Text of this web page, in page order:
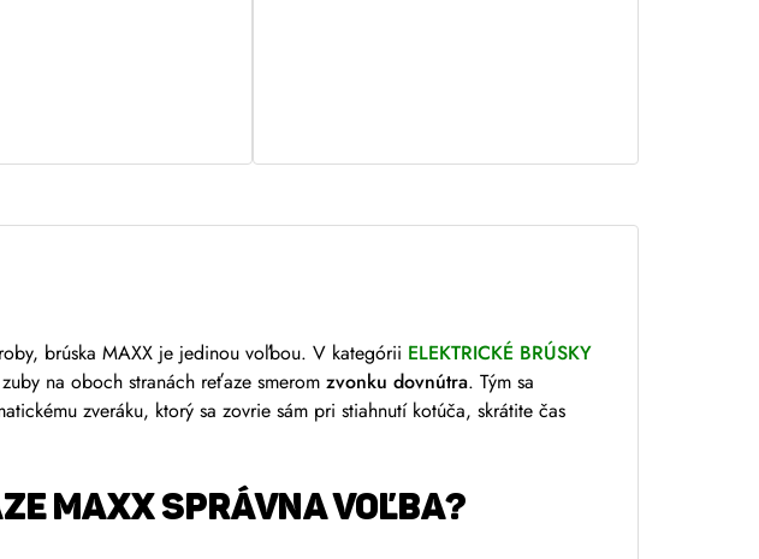
brúska MAXX je jedinou voľbou. V kategórii ELEKTRICKÉ BRÚSKY
na oboch stranách reťaze smerom zvonku dovnútra. Tým sa
zveráku, ktorý sa zovrie sám pri stiahnutí kotúča, skrátite čas
SPRÁVNA VOĽBA?